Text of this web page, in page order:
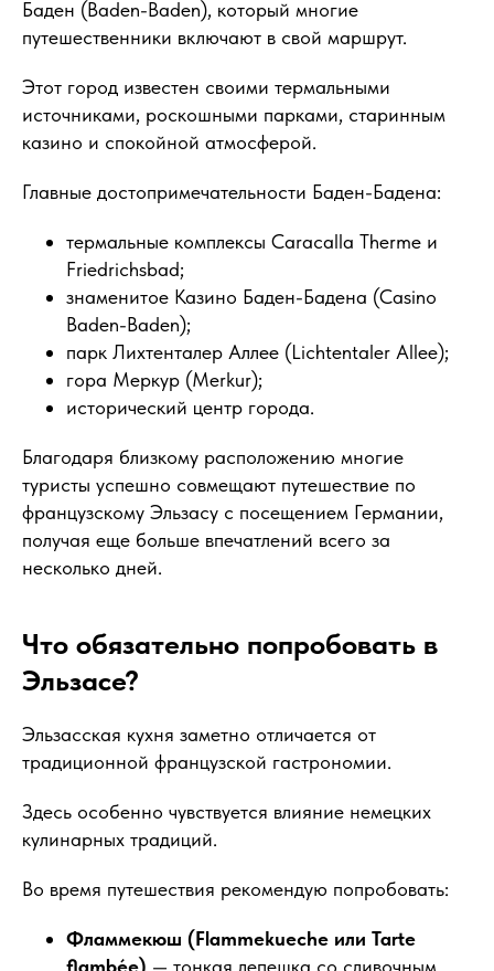
Баден (Baden-Baden), который многие
путешественники включают в свой маршрут.
Этот город известен своими термальными
источниками, роскошными парками, старинным
казино и спокойной атмосферой.
Главные достопримечательности Баден-Бадена:
термальные комплексы Caracalla Therme и
Friedrichsbad;
знаменитое Казино Баден-Бадена (Casino
Baden-Baden);
парк Лихтенталер Аллее (Lichtentaler Allee);
гора Меркур (Merkur);
исторический центр города.
Благодаря близкому расположению многие
туристы успешно совмещают путешествие по
французскому Эльзасу с посещением Германии,
получая еще больше впечатлений всего за
несколько дней.
Что обязательно попробовать в
Эльзасе?
Эльзасская кухня заметно отличается от
традиционной французской гастрономии.
Здесь особенно чувствуется влияние немецких
кулинарных традиций.
Во время путешествия рекомендую попробовать:
Фламмекюш (Flammekueche или Tarte
flambée) — тонкая лепешка со сливочным